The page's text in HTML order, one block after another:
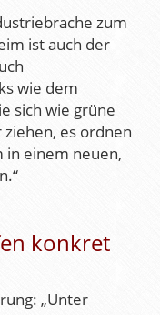
zum
ist auch der
wie dem
sich wie grüne
es ordnen
in einem neuen,
konkret
„Unter